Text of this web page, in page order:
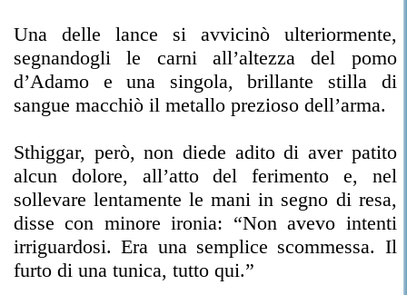
Una delle lance si avvicinò ulteriormente,
segnandogli le carni all’altezza del pomo
d’Adamo e una singola, brillante stilla di
sangue macchiò il metallo prezioso dell’arma.
Sthiggar, però, non diede adito di aver patito
alcun dolore, all’atto del ferimento e, nel
sollevare lentamente le mani in segno di resa,
disse con minore ironia: “Non avevo intenti
irriguardosi. Era una semplice scommessa. Il
furto di una tunica, tutto qui.”